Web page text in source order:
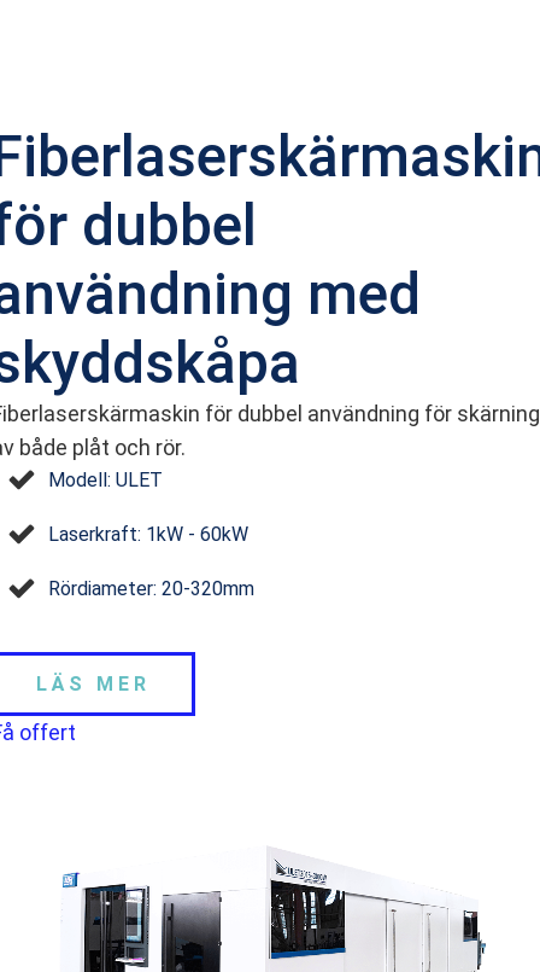
dubbel
med
för dubbel användning för skärning
både plåt och rör.
Modell: ULET
Laserkraft: 1kW - 60kW
Rördiameter: 20-320mm
LÄS MER
offert